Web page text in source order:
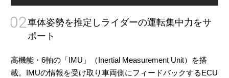
02車体姿勢を推定しライダーの運転集中力をサ
ポート
高機能・6軸の「IMU」（Inertial Measurement Unit）を搭
載。IMUの情報を受け取り車両側にフィードバックするECU